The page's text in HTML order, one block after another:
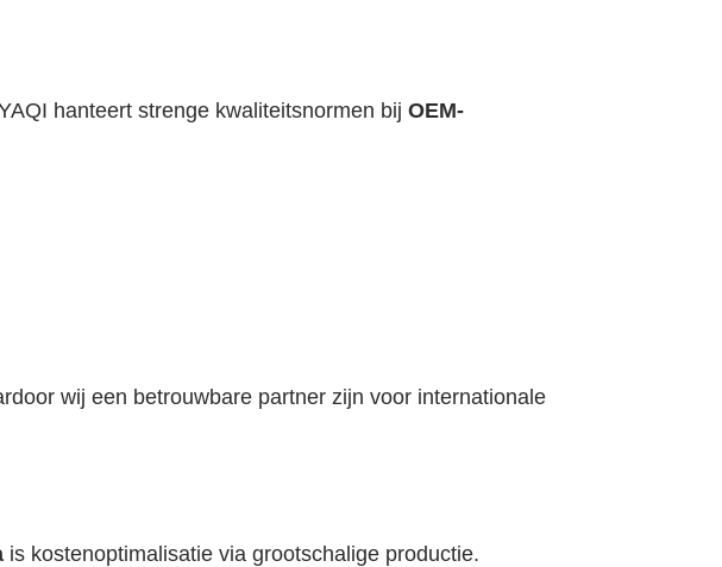
hanteert strenge kwaliteitsnormen bij OEM-
wij een betrouwbare partner zijn voor internationale
is kostenoptimalisatie via grootschalige productie.